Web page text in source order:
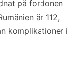
på fordonen
är 112,
komplikationer i